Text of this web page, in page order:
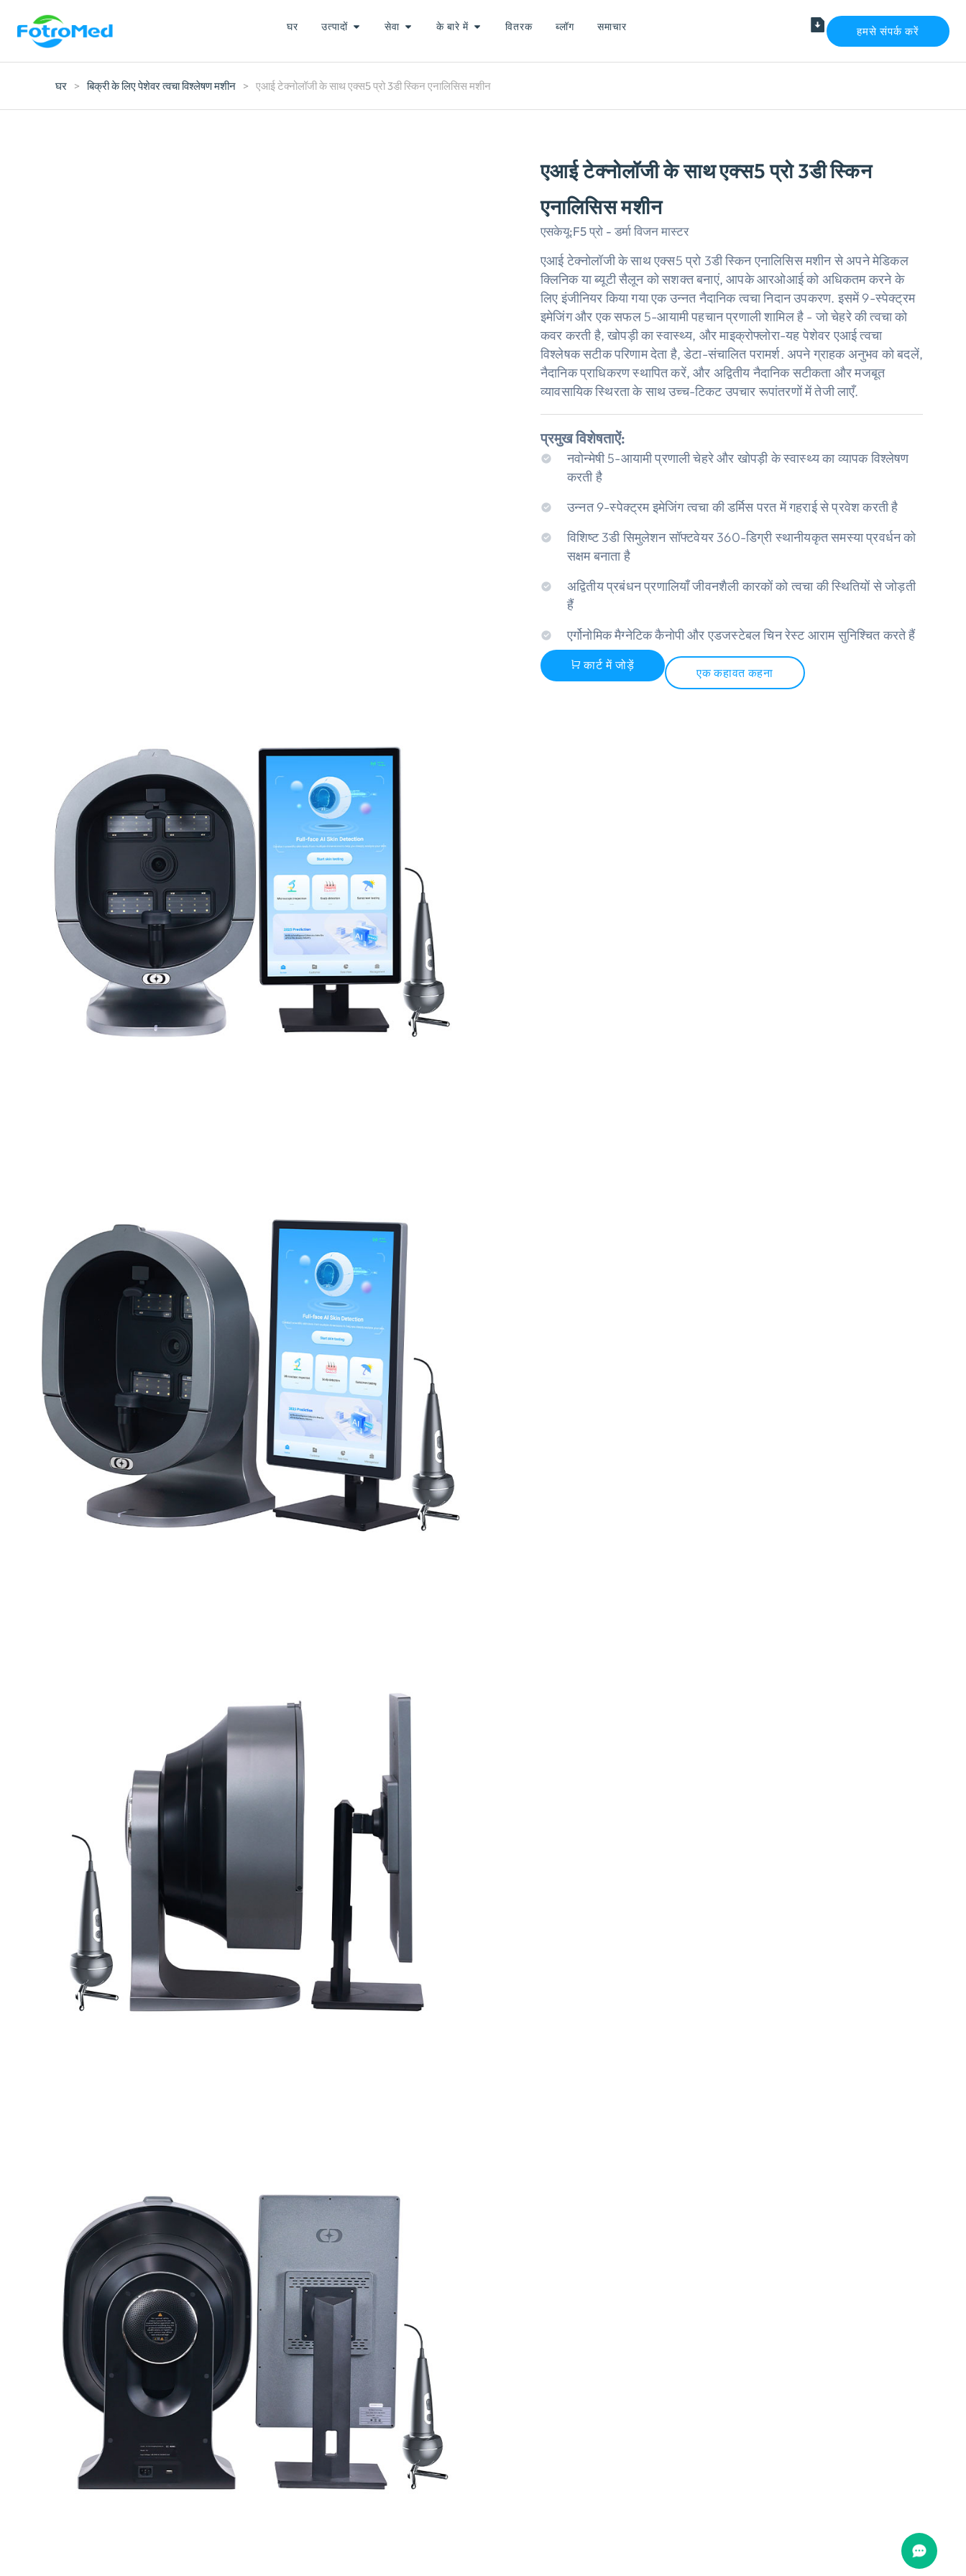
घर उत्पादों सेवा के बारे में वितरक ब्लॉग समाचार हमसे संपर्क करें
घर > बिक्री के लिए पेशेवर त्वचा विश्लेषण मशीन > एआई टेक्नोलॉजी के साथ एक्स5 प्रो 3डी स्किन एनालिसिस मशीन
एआई टेक्नोलॉजी के साथ एक्स5 प्रो 3डी स्किन
एनालिसिस मशीन
एसकेयू:F5 प्रो - डर्मा विजन मास्टर
एआई टेक्नोलॉजी के साथ एक्स5 प्रो 3डी स्किन एनालिसिस मशीन से अपने मेडिकल
क्लिनिक या ब्यूटी सैलून को सशक्त बनाएं, आपके आरओआई को अधिकतम करने के
लिए इंजीनियर किया गया एक उन्नत नैदानिक ​​त्वचा निदान उपकरण. इसमें 9-स्पेक्ट्रम
इमेजिंग और एक सफल 5-आयामी पहचान प्रणाली शामिल है - जो चेहरे की त्वचा को
कवर करती है, खोपड़ी का स्वास्थ्य, और माइक्रोफ्लोरा-यह पेशेवर एआई त्वचा
विश्लेषक सटीक परिणाम देता है, डेटा-संचालित परामर्श. अपने ग्राहक अनुभव को बदलें,
नैदानिक ​​प्राधिकरण स्थापित करें, और अद्वितीय नैदानिक ​​सटीकता और मजबूत
व्यावसायिक स्थिरता के साथ उच्च-टिकट उपचार रूपांतरणों में तेजी लाएँ.
प्रमुख विशेषताऐं:
नवोन्मेषी 5-आयामी प्रणाली चेहरे और खोपड़ी के स्वास्थ्य का व्यापक विश्लेषण
करती है
उन्नत 9-स्पेक्ट्रम इमेजिंग त्वचा की डर्मिस परत में गहराई से प्रवेश करती है
विशिष्ट 3डी सिमुलेशन सॉफ्टवेयर 360-डिग्री स्थानीयकृत समस्या प्रवर्धन को
सक्षम बनाता है
अद्वितीय प्रबंधन प्रणालियाँ जीवनशैली कारकों को त्वचा की स्थितियों से जोड़ती
हैं
एर्गोनोमिक मैग्नेटिक कैनोपी और एडजस्टेबल चिन रेस्ट आराम सुनिश्चित करते हैं
कार्ट में जोड़ें
एक कहावत कहना